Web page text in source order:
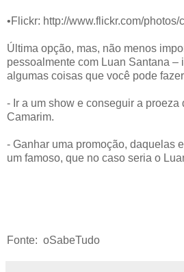
•Flickr: http://www.flickr.com/
Última opção, mas, não menos
pessoalmente com Luan Santana –
algumas coisas que você pode
- Ir a um show e conseguir a proeza
Camarim.
- Ganhar uma promoção, daquelas
um famoso, que no caso seria o
Fonte: oSabeTudo